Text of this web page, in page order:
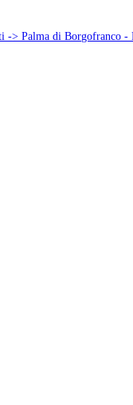
-> Palma di Borgofranco